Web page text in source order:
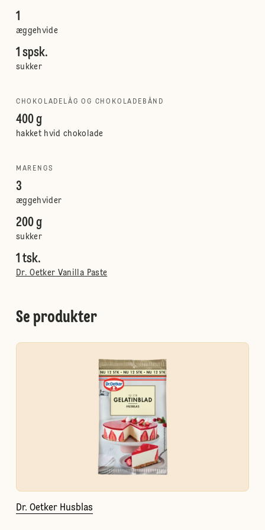
1
æggehvide
1 spsk.
sukker
CHOKOLADELÅG OG CHOKOLADEBÅND
400 g
hakket hvid chokolade
MARENGS
3
æggehvider
200 g
sukker
1 tsk.
Dr. Oetker Vanilla Paste
Se produkter
Dr. Oetker Husblas